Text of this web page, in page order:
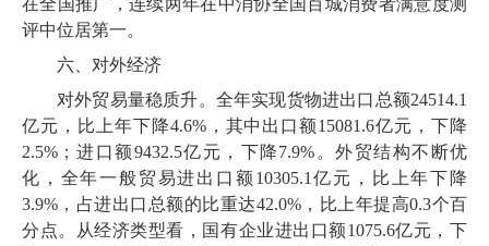
在全国推广，连续两年在中消协全国百城消费者满意度测
评中位居第一。
六、对外经济
对外贸易量稳质升。全年实现货物进出口总额24514.1
亿元，比上年下降4.6%，其中出口额15081 .6亿元，下降
2.5%；进口额9432.5亿元，下降7.9%。外贸结构不断优
化，全年一般贸易进出口额10305.1 亿元，比上年下降
3.9%，占进出口总额的比重达42.0%，比上年提高0.3个百
分点。从经济类型看，国有企业进出口额1075.6亿元，下